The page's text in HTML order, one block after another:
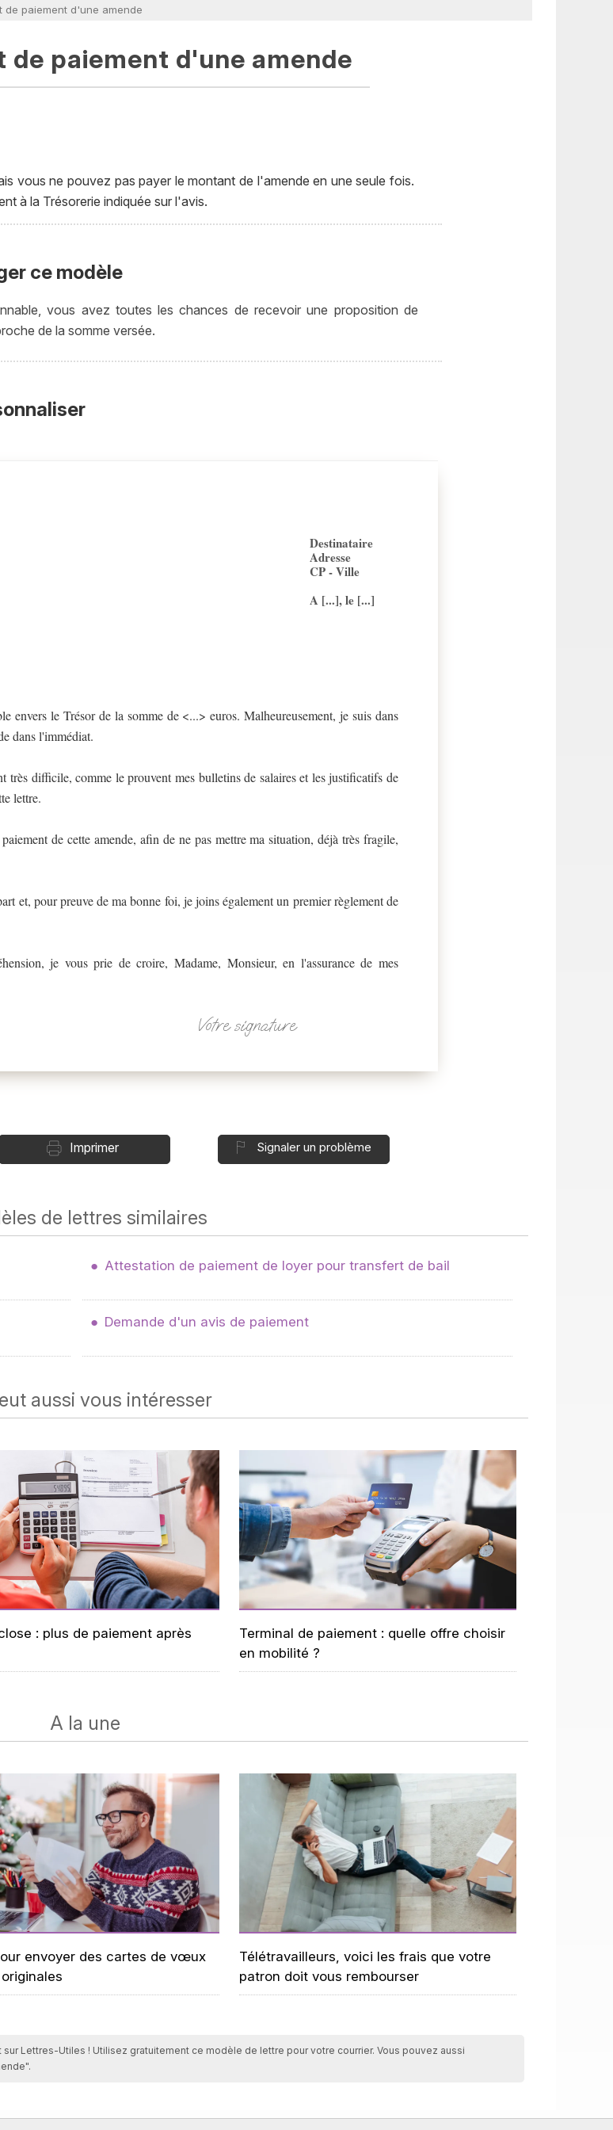
de paiement d'une amende
de paiement d'une amende
vous ne pouvez pas payer le montant de l'amende en une seule fois.
à la Trésorerie indiquée sur l'avis.
ce modèle
vous avez toutes les chances de recevoir une proposition de
de la somme versée.
Destinataire
Adresse
CP - Ville
A [...], le [...]
envers le Trésor de la somme de <...> euros. Malheureusement, je suis dans
dans l'immédiat.
très difficile, comme le prouvent mes bulletins de salaires et les justificatifs de
lettre.
de cette amende, afin de ne pas mettre ma situation, déjà très fragile,
et, pour preuve de ma bonne foi, je joins également un premier règlement de
je vous prie de croire, Madame, Monsieur, en l'assurance de mes
Votre signature
Imprimer Signaler un problème
de lettres similaires
Attestation de paiement de loyer pour transfert de bail
Demande d'un avis de paiement
aussi vous intéresser
: plus de paiement après
Terminal de paiement : quelle offre choisir
en mobilité ?
A la une
envoyer des cartes de vœux
Télétravailleurs, voici les frais que votre
patron doit vous rembourser
Lettres-Utiles ! Utilisez gratuitement ce modèle de lettre pour votre courrier. Vous pouvez aussi